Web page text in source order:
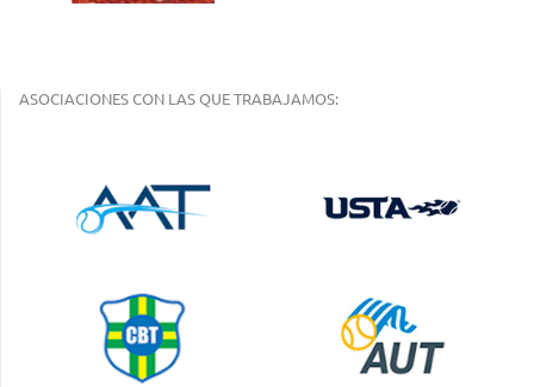
ASOCIACIONES CON LAS QUE TRABAJAMOS: